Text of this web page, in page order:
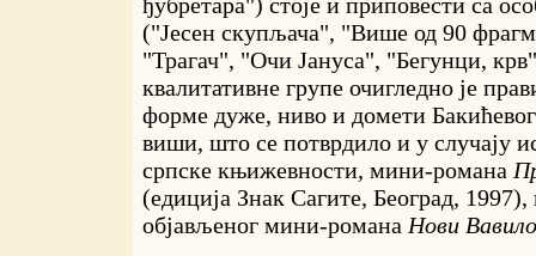
("Јесен скупљача", "Више од 90
"Трагач", "Очи Јануса", "Бегунци,
квалитативне групе очигледно је
форме дуже, ниво и домети
виши, што се потврдило и у случају
српске књижевности, мини-романа
(едиција Знак Сагите, Београд,
објављеног мини-романа Нови